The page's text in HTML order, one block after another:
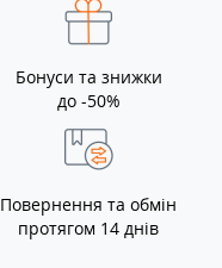
Бонуси та знижки
до -50%
Повернення та обмін
протягом 14 днів